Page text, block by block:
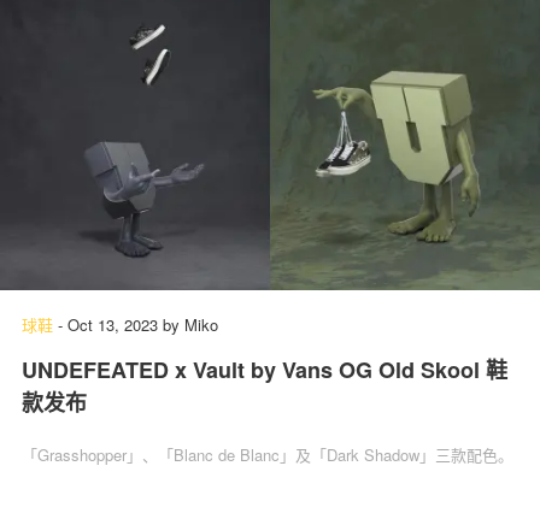
球鞋 - Oct 13, 2023 by Miko
UNDEFEATED x Vault by Vans OG Old Skool 鞋
款发布
「Grasshopper」、「Blanc de Blanc」及「Dark Shadow」三款配色。